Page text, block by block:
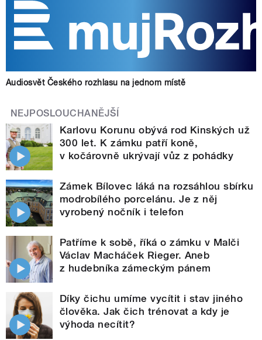
Audiosvět Českého rozhlasu na jednom místě
NEJPOSLOUCHANĚJŠÍ
Karlovu Korunu obývá rod Kinských už
300 let. K zámku patří koně,
v kočárovně ukrývají vůz z pohádky
Zámek Bílovec láká na rozsáhlou sbírku
modrobílého porcelánu. Je z něj
vyrobený nočník i telefon
Patříme k sobě, říká o zámku v Malči
Václav Macháček Rieger. Aneb
z hudebníka zámeckým pánem
Díky čichu umíme vycítit i stav jiného
člověka. Jak čich trénovat a kdy je
výhoda necítit?